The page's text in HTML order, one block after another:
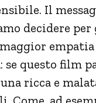
Il
decidere
se questo film
ricca e